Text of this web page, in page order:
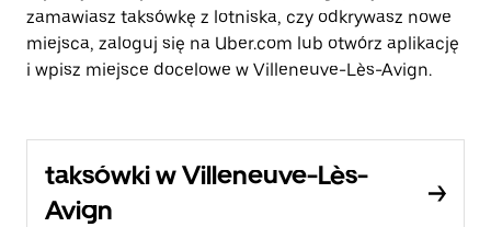
zamawiasz taksówkę z lotniska, czy odkrywasz nowe
miejsca, zaloguj się na Uber.com lub otwórz aplikację
i wpisz miejsce docelowe w Villeneuve-Lès-Avign.
taksówki w Villeneuve-Lès-
Avign